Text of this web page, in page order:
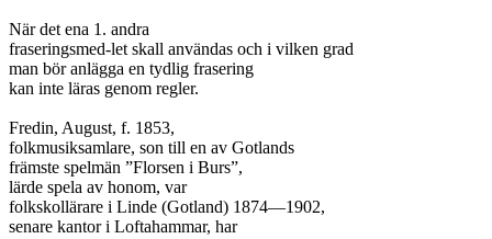
När det ena 1. andra
fraseringsmed-let skall användas och i vilken grad
man bör anlägga en tydlig frasering
kan inte läras genom regler.
Fredin, August, f. 1853,
folkmusiksamlare, son till en av Gotlands
främste spelmän ”Florsen i Burs”,
lärde spela av honom, var
folkskollärare i Linde (Gotland) 1874—1902,
senare kantor i Loftahammar, har